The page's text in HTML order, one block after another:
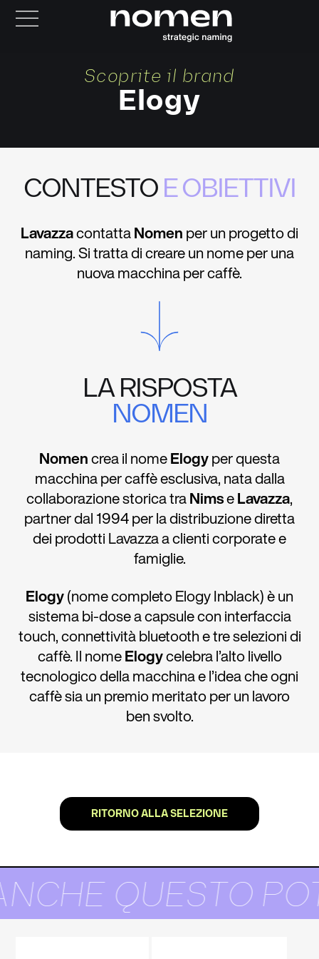
Scoprite il brand
Elogy
CONTESTO E OBIETTIVI
LavazzacontattaNomenper un progetto di
naming. Si tratta di creare un nome per una
nuova macchina per caffè.
LA RISPOSTA
NOMEN
Nomencrea il nomeElogyper questa
macchina per caffè esclusiva, nata dalla
collaborazione storica traNimseLavazza,
partner dal 1994 per la distribuzione diretta
dei prodotti Lavazza a clienti corporate e
famiglie.
Elogy(nome completo Elogy Inblack) è un
sistema bi-dose a capsule con interfaccia
touch, connettività bluetooth e tre selezioni di
caffè. Il nomeElogycelebra l’alto livello
tecnologico della macchina e l’idea che ogni
caffè sia un premio meritato per un lavoro
ben svolto.
RITORNO ALLA SELEZIONE
QUESTO